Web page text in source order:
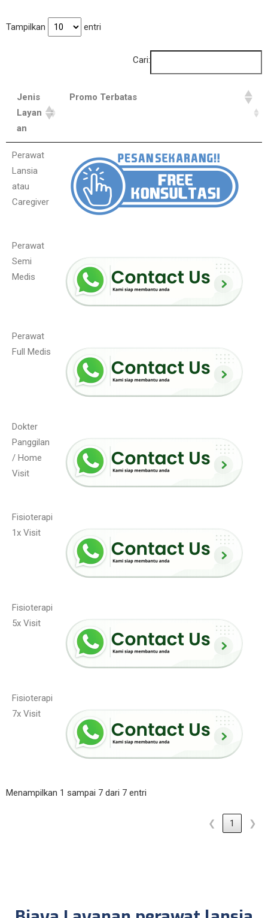
Tampilkan entri
Cari:
Jenis
Layan
an
Promo Terbatas
Perawat
Lansia
atau
Caregiver
Perawat
Semi
Medis
Perawat
Full Medis
Dokter
Panggilan
/ Home
Visit
Fisioterapi
1x Visit
Fisioterapi
5x Visit
Fisioterapi
7x Visit
Menampilkan 1 sampai 7 dari 7 entri
❮ 1 ❯